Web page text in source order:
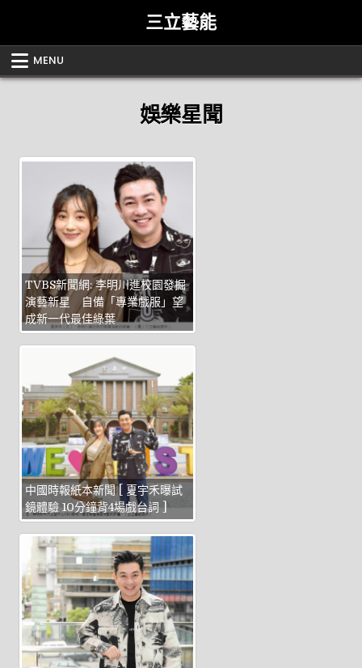
三立藝能
MENU
娛樂星聞
TVBS新聞網: 李明川進校園發掘
演藝新星 自備「專業戲服」望
成新一代最佳綠葉
中國時報紙本新聞 [ 夏宇禾曝試
鏡體驗 10分鐘背4場戲台詞 ]